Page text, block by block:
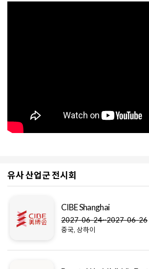
유사 산업군 전시회
CIBE Shanghai
2027-06-24~2027-06-26
중국, 상하이